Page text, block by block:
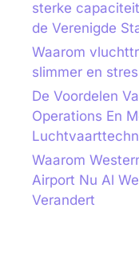
sterke
de Verenigde
Waarom
slimmer en
De Voordelen
Operations En
Waarom
Airport Nu Al
Verandert